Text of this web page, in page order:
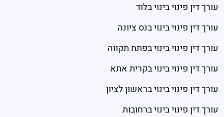
עורך דין פינוי בינוי בלוד
עורך דין פינוי בינוי בנס ציונה
עורך דין פינוי בינוי בפתח תקווה
עורך דין פינוי בינוי בקרית אתא
עורך דין פינוי בינוי בראשון לציון
עורך דין פינוי בינוי ברחובות